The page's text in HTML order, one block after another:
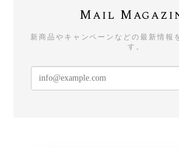
Mail
新商品やキャンペーンなどの最新情報
す。